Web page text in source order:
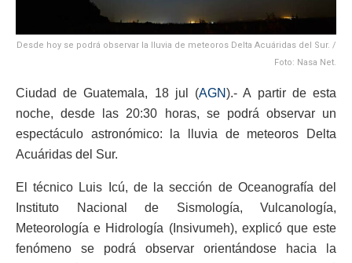
Desde hoy se podrá observar la lluvia de meteoros Delta Acuáridas del Sur. /
Foto: Nasa Net.
Ciudad de Guatemala, 18 jul (AGN ).- A partir de esta
noche, desde las 20:30 horas, se podrá observar un
espectáculo astronómico: la lluvia de meteoros Delta
Acuáridas del Sur.
El técnico Luis Icú, de la sección de Oceanografía del
Instituto Nacional de Sismología, Vulcanología,
Meteorología e Hidrología (Insivumeh), explicó que este
fenómeno se podrá observar orientándose hacia la